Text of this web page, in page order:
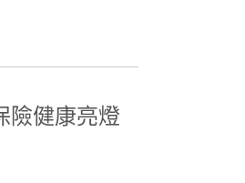
健康亮燈